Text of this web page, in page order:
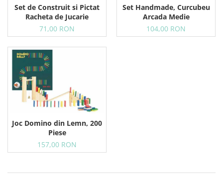
Set de Construit si Pictat
Racheta de Jucarie
71,00 RON
Set Handmade, Curcubeu
Arcada Medie
104,00 RON
Joc Domino din Lemn, 200
Piese
157,00 RON